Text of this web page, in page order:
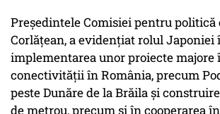
Președintele Comisiei pentru politică
Corlățean, a evidențiat rolul Japoniei
implementarea unor proiecte majore
conectivității în România, precum
peste Dunăre de la Brăila și
de metrou, precum și în cooperarea